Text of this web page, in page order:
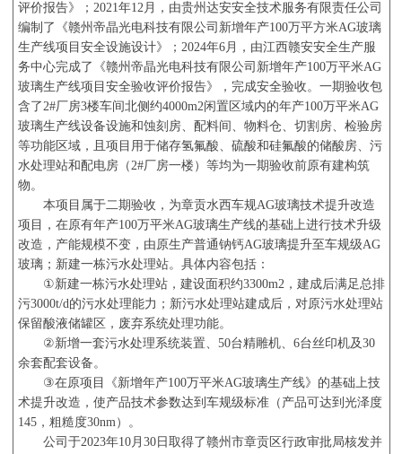
评价报告》； 2021年12月，由贵州达安安全技术服务有限责任公司
编制了《赣州帝晶光电科技有限公司新增年产100万平方米AG玻璃
生产线项目安全设施设计》； 2024年6月，由江西赣安安全生产服
务中心完成了《赣州帝晶光电科技有限公司新增年产100万平米AG
玻璃生产线项目安全验收评价报告》，完成安全验收。一期验收包
含了2#厂房3楼车间北侧约4000m2闲置区域内的年产100万平米AG
玻璃生产线设备设施和蚀刻房、配料间、物料仓、切割房、检验房
等功能区域，且项目用于储存氢氟酸、硫酸和硅氟酸的储酸房、污
水处理站和配电房（2#厂房一楼）等均为一期验收前原有建构筑
物。
本项目属于二期验收，为章贡水西车规AG玻璃技术提升改造
项目，在原有年产100万平米AG玻璃生产线的基础上进行技术升级
改造，产能规模不变，由原生产普通钠钙AG玻璃提升至车规级AG
玻璃；新建一栋污水处理站。具体内容包括：
①新建一栋污水处理站，建设面积约3300m2，建成后满足总排
污3000t/d的污水处理能力；新污水处理站建成后，对原污水处理站
保留酸液储罐区，废弃系统处理功能。
②新增一套污水处理系统装置、 50台精雕机、 6台丝印机及30
余套配套设备。
③在原项目《新增年产100万平米AG玻璃生产线》的基础上技
术提升改造，使产品技术参数达到车规级标准（产品可达到光泽度
145，粗糙度30nm）。
公司于2023年10月 30日取得了赣州市章贡区行政审批局核发并